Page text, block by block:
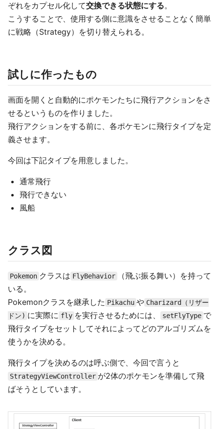
ぞれをカプセル化して交換できる状態にする。
こうすることで、使用する側に意識をさせることなく簡単
に戦略（Strategy）を切り替えられる。
試しに作ったもの
画面を開くと自動的にポケモンたちに飛行アクションをさ
せるというものを作りました。
飛行アクションをする前に、各ポケモンに飛行タイプを定
義させます。
今回は下記タイプを用意しました。
通常飛行
飛行できない
風船
クラス図
Pokemon クラスは FlyBehavior
（飛ぶ振る舞い）を持って
いる。
Pokemonクラスを継承した Pikachu や Charizard（リザー
ドン) に実際に fly を実行させるためには、 setFlyType で
飛行タイプをセットしてそれによってどのアルゴリズムを
使うかを決める。
飛行タイプを決めるのは呼ぶ側で、今回で言うと
StrategyViewController が2体のポケモンを準備して飛
ばそうとしています。